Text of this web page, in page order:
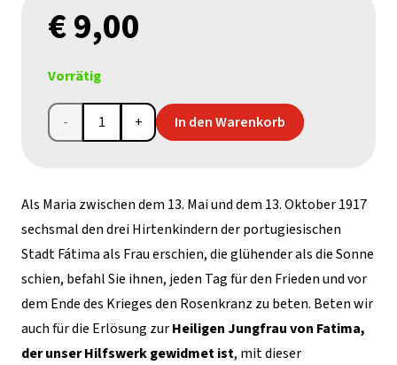
€9,00
Vorrätig
Novenenkerze
Frau
von
Fatima
Menge
In den Warenkorb
Als Maria zwischen dem 13. Mai und dem 13. Oktober 1917
sechsmal den drei Hirtenkindern der portugiesischen
Stadt Fátima als Frau erschien, die glühender als die Sonne
schien, befahl Sie ihnen, jeden Tag für den Frieden und vor
dem Ende des Krieges den Rosenkranz zu beten. Beten wir
auch für die Erlösung zurHeiligen Jungfrau von Fatima,
der unser Hilfswerk gewidmet ist, mit dieser